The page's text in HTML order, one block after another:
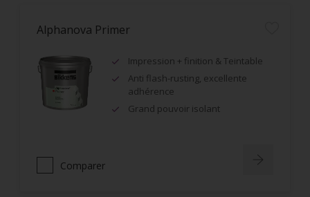
Alphanova Primer
Impression + finition & Teintable
Anti flash-rusting, excellente
adhérence
Grand pouvoir isolant
Comparer